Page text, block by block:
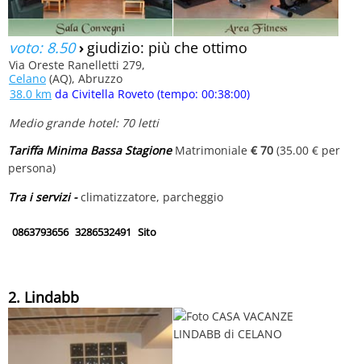
voto: 8.50› giudizio: più che ottimo
Via Oreste Ranelletti 279,
Celano (AQ), Abruzzo
38.0 km da Civitella Roveto (tempo: 00:38:00)
Medio grande hotel: 70 letti
Tariffa Minima Bassa StagioneMatrimoniale € 70 (35.00 € per
persona)
Tra i servizi -climatizzatore, parcheggio
0863793656 3286532491 Sito
2. Lindabb